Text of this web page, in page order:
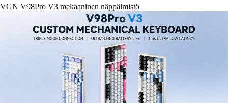
VGN V98Pro V3 mekaaninen näppäimistö